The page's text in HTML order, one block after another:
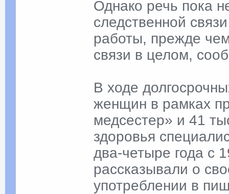
Однако речь пока
следственной
работы, прежде
связи в целом,
В ходе
женщин в рамках
медсестер» и 41
здоровья
два-четыре года с
рассказывали о
употреблении в